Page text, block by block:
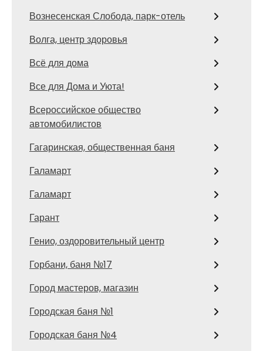
Вознесенская Слобода, парк-отель
Волга, центр здоровья
Всё для дома
Все для Дома и Уюта!
Всероссийское общество
автомобилистов
Гагаринская, общественная баня
Галамарт
Галамарт
Гарант
Генио, оздоровительный центр
Горбани, баня №17
Город мастеров, магазин
Городская баня №1
Городская баня №4